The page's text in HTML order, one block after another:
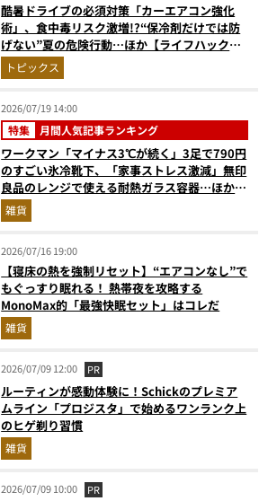
酷暑ドライブの必須対策「カーエアコン強化
術」、食中毒リスク激増!?“保冷剤だけでは防
げない”夏の危険行動…ほか【ライフハックの
人気記事ランキングベスト3】（2026年6月
版）
トピックス
2026/07/19 14:00
特集 月間人気記事ランキング
ワークマン「マイナス3℃が続く」3足で790円
のすごい氷冷靴下、「家事ストレス激減」無印
良品のレンジで使える耐熱ガラス容器…ほか
【便利グッズの人気記事ランキングベスト3】
（2026年6月版）
雑貨
2026/07/16 19:00
【寝床の熱を強制リセット】“エアコンなし”で
もぐっすり眠れる！ 熱帯夜を攻略する
MonoMax的「最強快眠セット」はコレだ
雑貨
2026/07/09 12:00 PR
ルーティンが感動体験に！Schickのプレミア
ムライン「プロジスタ」で始めるワンランク上
のヒゲ剃り習慣
雑貨
2026/07/09 10:00 PR